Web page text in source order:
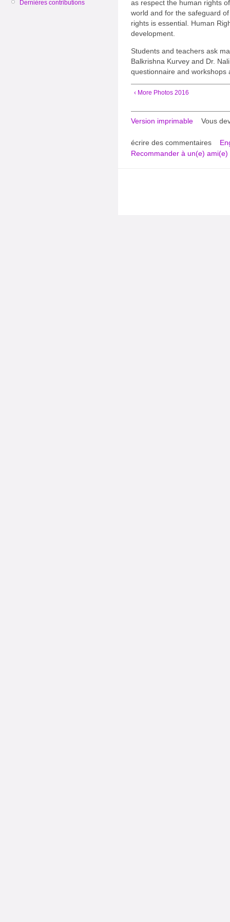
Dernières contributions
as respect the human rights
world and for the safeguard
rights is essential. Human
development.
Students and teachers ask
Balkrishna Kurvey and Dr.
questionnaire and workshops
‹ More Photos 2016
Version imprimable Vous
écrire des commentaires
Recommander à un(e) ami(e)